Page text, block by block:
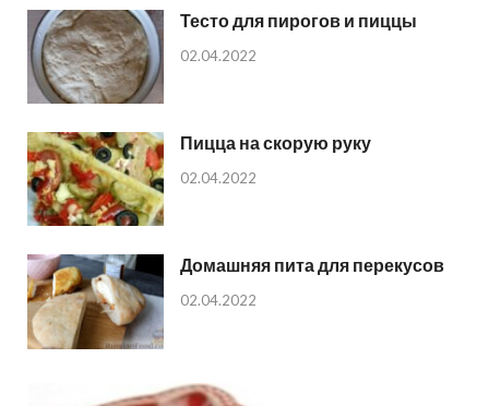
Тесто для пирогов и пиццы
02.04.2022
Пицца на скорую руку
02.04.2022
Домашняя пита для перекусов
02.04.2022